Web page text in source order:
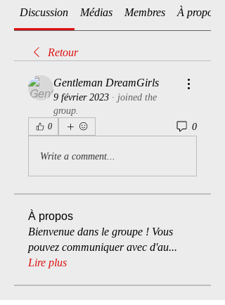
Discussion Médias Membres À propos
Retour
Gentleman DreamGirls
9 février 2023 · joined the
group.
0 0
Write a comment...
À propos
Bienvenue dans le groupe ! Vous
pouvez communiquer avec d'au...
Lire plus